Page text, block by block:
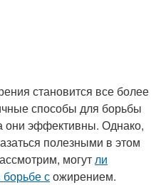
становится все более
способы для борьбы
они эффективны. Однако,
полезными в этом
могутли
сожирением.